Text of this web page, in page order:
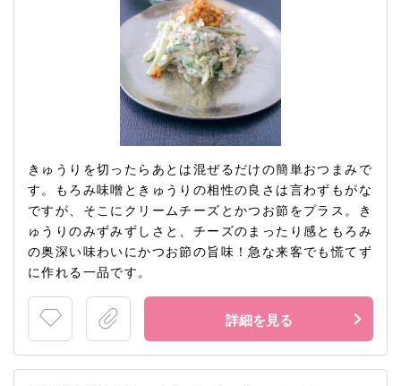
きゅうりを切ったらあとは混ぜるだけの簡単おつまみで
す。もろみ味噌ときゅうりの相性の良さは言わずもがな
ですが、そこにクリームチーズとかつお節をプラス。き
ゅうりのみずみずしさと、チーズのまったり感ともろみ
の奥深い味わいにかつお節の旨味！急な来客でも慌てず
に作れる一品です。
詳細を見る